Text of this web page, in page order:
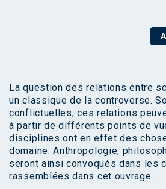
La question des relations entre
un classique de la controverse.
conflictuelles, ces relations
à partir de différents points de
disciplines ont en effet des
domaine. Anthropologie,
seront ainsi convoqués dans les
rassemblées dans cet ouvrage.